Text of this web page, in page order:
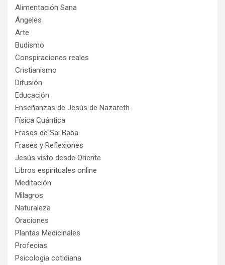
Alimentación Sana
Ángeles
Arte
Budismo
Conspiraciones reales
Cristianismo
Difusión
Educación
Enseñanzas de Jesús de Nazareth
Física Cuántica
Frases de Sai Baba
Frases y Reflexiones
Jesús visto desde Oriente
Libros espirituales online
Meditación
Milagros
Naturaleza
Oraciones
Plantas Medicinales
Profecías
Psicologia cotidiana